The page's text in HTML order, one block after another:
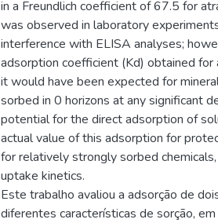
in a Freundlich coefficient of 67.5 for
was observed in laboratory
interference with ELISA analyses;
adsorption coefficient (Kd) obtained
it would have been expected for
sorbed in 0 horizons at any significant
potential for the direct adsorption of
actual value of this adsorption for
for relatively strongly sorbed
uptake kinetics.
Este trabalho avaliou a adsorção de
diferentes características de sorção,